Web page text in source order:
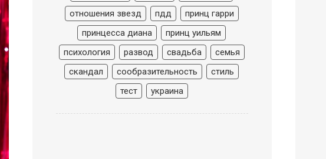
отношения звезд
пдд
принц гарри
принцесса диана
принц уильям
психология
развод свадьба
семья
скандал
сообразительность
стиль
тест
украина